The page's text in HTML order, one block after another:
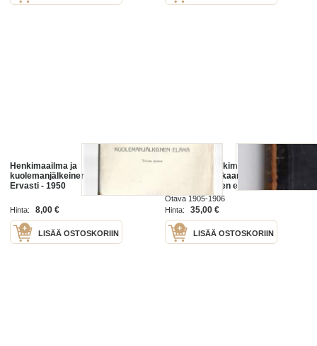
Henkimaailma ja
kuolemanjälkeinen elämä / Pekka
Ervasti - 1950
Hinta: 8,00 €
LISÄÄ OSTOSKORIIN
Ihminen ja henkimaailma :
Raamatun mukaan ;
Haudantakainen elämä eli
Raamatun opetus
näkymättömästä maailmasta
Otava 1905-1906
Hinta:
35,00 €
LISÄÄ OSTOSKORIIN